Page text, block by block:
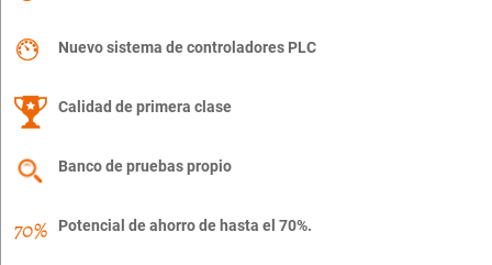
Nuevo sistema de controladores PLC
Calidad de primera clase
Banco de pruebas propio
Potencial de ahorro de hasta el 70%.